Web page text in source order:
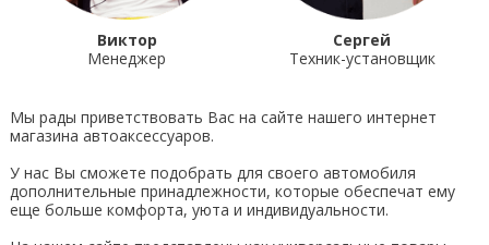
Виктор
Менеджер
Сергей
Техник-установщик
Мы рады приветствовать Вас на сайте нашего интернет
магазина автоаксессуаров.
У нас Вы сможете подобрать для своего автомобиля
дополнительные принадлежности, которые обеспечат ему
еще больше комфорта, уюта и индивидуальности.